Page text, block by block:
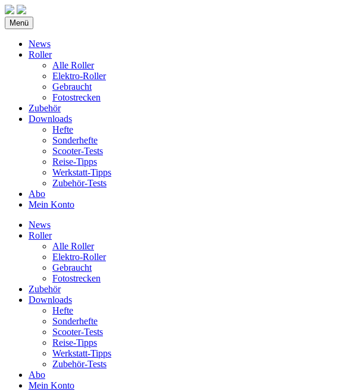
Menü
News
Roller
Alle Roller
Elektro-Roller
Gebraucht
Fotostrecken
Zubehör
Downloads
Hefte
Sonderhefte
Scooter-Tests
Reise-Tipps
Werkstatt-Tipps
Zubehör-Tests
Abo
Mein Konto
News
Roller
Alle Roller
Elektro-Roller
Gebraucht
Fotostrecken
Zubehör
Downloads
Hefte
Sonderhefte
Scooter-Tests
Reise-Tipps
Werkstatt-Tipps
Zubehör-Tests
Abo
Mein Konto